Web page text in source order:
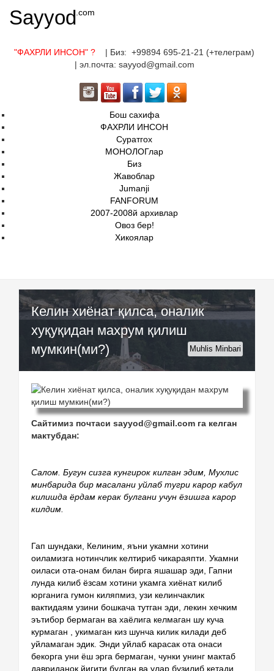
Sayyod .com
"ФАХРЛИ ИНСОН" ?
| Биз: +99894 695-21-21 (+телеграм)
| эл.почта: sayyod@gmail.com
Бош сахифа
ФАХРЛИ ИНСОН
Суратгох
МОНОЛОГлар
Биз
Жавоблар
Jumanji
FANFORUM
2007-2008й архивлар
Овоз бер!
Хикоялар
Келин хиёнат қилса, оналик
хуқуқидан махрум қилиш
мумкин(ми?)
Muhlis Minbari
Сайтимиз почтаси sayyod@gmail.com га келган
мактубдан:
Салом. Бугун сизга кунгирок килган эдим, Мухлис
минбарида бир масалани уйлаб тугри карор кабул
килишда ёрдам керак булгани учун ёзишга карор
килдим.
Гап шундаки, Келиним, яъни укамни хотини
оиламизга нотинчлик келтириб чикараяпти. Укамни
оиласи ота-онам билан бирга яшашар эди, Гапни
лунда килиб ёзсам хотини укамга хиёнат килиб
юрганига гумон киляпмиз, узи келинчаклик
вактидаям узини бошкача тутган эди, лекин хечким
эътибор бермаган ва хаёлига келмаган шу куча
курмаган , укимаган киз шунча килик килади деб
уйламаган эдик. Энди уйлаб карасак ота онаси
бекорга уни ёш эрга бермаган, чунки унинг мактаб
давриданок йигити булган ва улар бузилиб кетади